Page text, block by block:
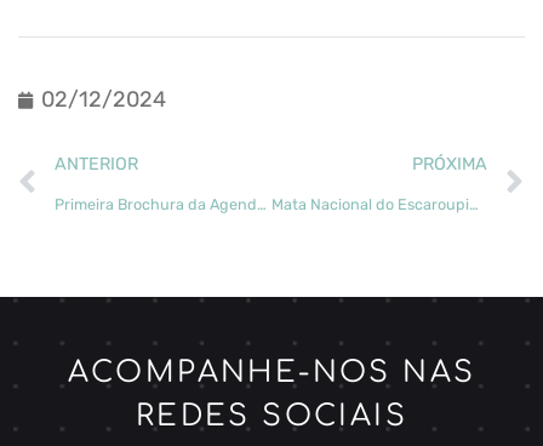
02/12/2024
ANTERIOR
Primeira Brochura da Agenda transForm Já Disponível
PRÓXIMA
Mata Nacional do Escaroupim- Passado, Presente e Futuro
ACOMPANHE-NOS NAS
REDES SOCIAIS